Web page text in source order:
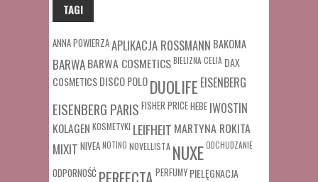
TAGI
ANNA POWIERZAAPLIKACJA ROSSMANN BAKOMA
BARWABARWA COSMETICSBIELIZNA CELIA DAX
COSMETICSDISCO POLODUOLIFE EISENBERG
EISENBERG PARIS FISHER PRICEHEBE IWOSTIN
KOLAGEN KOSMETYKI LEIFHEIT MARTYNA ROKITA
MIXIT NIVEANOTINO NOVELLISTA NUXEODCHUDZANIE
ODPORNOŚĆ PERFUMY PIELĘGNACJA